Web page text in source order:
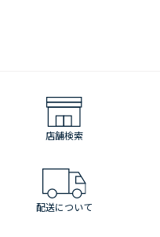
店舗検索
配送について